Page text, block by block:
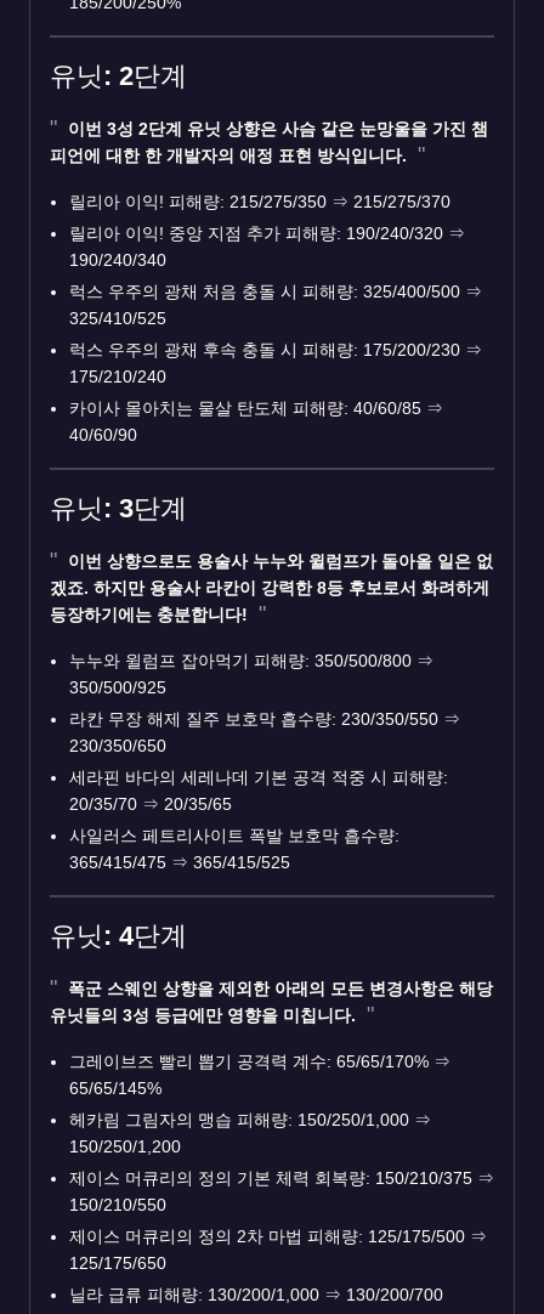
유닛: 2단계
이번 3성 2단계 유닛 상향은 사슴 같은 눈망울을 가진 챔
피언에 대한 한 개발자의 애정 표현 방식입니다.
릴리아 이익! 피해량: 215/275/350 ⇒ 215/275/370
릴리아 이익! 중앙 지점 추가 피해량: 190/240/320 ⇒
190/240/340
럭스 우주의 광채 처음 충돌 시 피해량: 325/400/500 ⇒
325/410/525
럭스 우주의 광채 후속 충돌 시 피해량: 175/200/230 ⇒
175/210/240
카이사 몰아치는 물살 탄도체 피해량: 40/60/85 ⇒
40/60/90
유닛: 3단계
이번 상향으로도 용술사 누누와 윌럼프가 돌아올 일은 없
겠죠. 하지만 용술사 라칸이 강력한 8등 후보로서 화려하게
등장하기에는 충분합니다!
누누와 윌럼프 잡아먹기 피해량: 350/500/800 ⇒
350/500/925
라칸 무장 해제 질주 보호막 흡수량: 230/350/550 ⇒
230/350/650
세라핀 바다의 세레나데 기본 공격 적중 시 피해량:
20/35/70 ⇒ 20/35/65
사일러스 페트리사이트 폭발 보호막 흡수량:
365/415/475 ⇒ 365/415/525
유닛: 4단계
폭군 스웨인 상향을 제외한 아래의 모든 변경사항은 해당
유닛들의 3성 등급에만 영향을 미칩니다.
그레이브즈 빨리 뽑기 공격력 계수: 65/65/170% ⇒
65/65/145%
헤카림 그림자의 맹습 피해량: 150/250/1,000 ⇒
150/250/1,200
제이스 머큐리의 정의 기본 체력 회복량: 150/210/375 ⇒
150/210/550
제이스 머큐리의 정의 2차 마법 피해량: 125/175/500 ⇒
125/175/650
닐라 급류 피해량: 130/200/1,000 ⇒ 130/200/700